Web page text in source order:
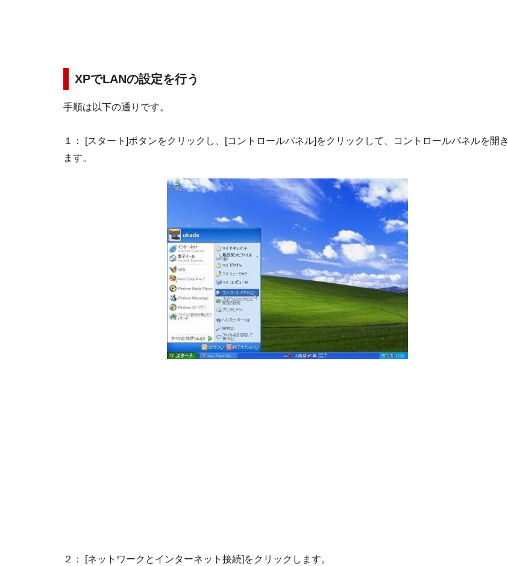
XPでLANの設定を行う
手順は以下の通りです。
１： [スタート]ボタンをクリックし、[コントロールパネル]をクリックして、コントロールパネルを開き
ます。
２： [ネットワークとインターネット接続]をクリックします。